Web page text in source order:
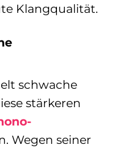
Klangqualität.
schwache
stärkeren
Wegen seiner